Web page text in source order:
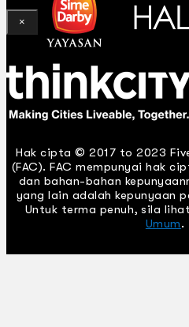
×
Hak cipta © 2017 to 2023
(FAC). FAC mempunyai hak
dan bahan-bahan
yang lain adalah kepunyaan
Untuk terma penuh, sila lihat
Umum.